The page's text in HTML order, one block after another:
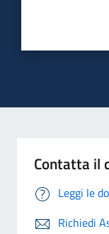
Contatta il
Leggi le
Richiedi